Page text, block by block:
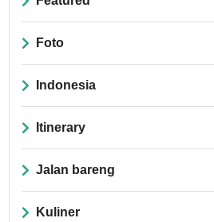
Foto
Indonesia
Itinerary
Jalan bareng
Kuliner